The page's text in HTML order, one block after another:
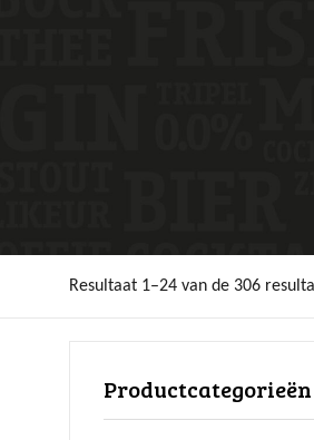
Resultaat 1–24 van de 306
Productcategorieën